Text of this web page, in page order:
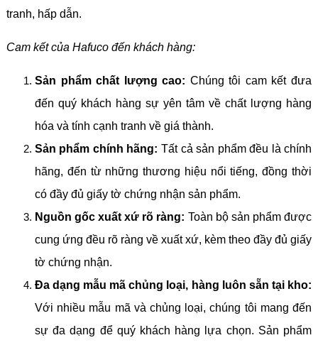
tranh, hấp dẫn.
Cam kết của Hafuco đến khách hàng:
Sản phẩm chất lượng cao: Chúng tôi cam kết đưa
đến quý khách hàng sự yên tâm về chất lượng hàng
hóa và tính cạnh tranh về giá thành.
Sản phẩm chính hãng: Tất cả sản phẩm đều là chính
hãng, đến từ những thương hiệu nổi tiếng, đồng thời
có đầy đủ giấy tờ chứng nhận sản phẩm.
Nguồn gốc xuất xứ rõ ràng: Toàn bộ sản phẩm được
cung ứng đều rõ ràng về xuất xứ, kèm theo đầy đủ giấy
tờ chứng nhận.
Đa dạng mẫu mã chủng loại, hàng luôn sẵn tại kho:
Với nhiều mẫu mã và chủng loại, chúng tôi mang đến
sự đa dạng để quý khách hàng lựa chọn. Sản phẩm